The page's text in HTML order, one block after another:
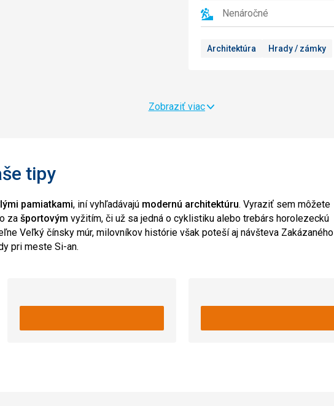
Nenáročné
Architektúra Hrady / zámky
Zobraziť viac
tipy
pamiatkami, iní vyhľadávajú modernú architektúru. Vyraziť sem môžete
za športovým vyžitím, či už sa jedná o cyklistiku alebo trebárs horolezeckú
Veľký čínsky múr, milovníkov histórie však poteší aj návšteva Zakázaného
pri meste Si-an.